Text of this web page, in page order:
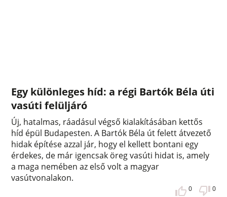
Egy különleges híd: a régi Bartók Béla úti
vasúti felüljáró
Új, hatalmas, ráadásul végső kialakításában kettős
híd épül Budapesten. A Bartók Béla út felett átvezető
hidak építése azzal jár, hogy el kellett bontani egy
érdekes, de már igencsak öreg vasúti hidat is, amely
a maga nemében az első volt a magyar
vasútvonalakon.
0 0